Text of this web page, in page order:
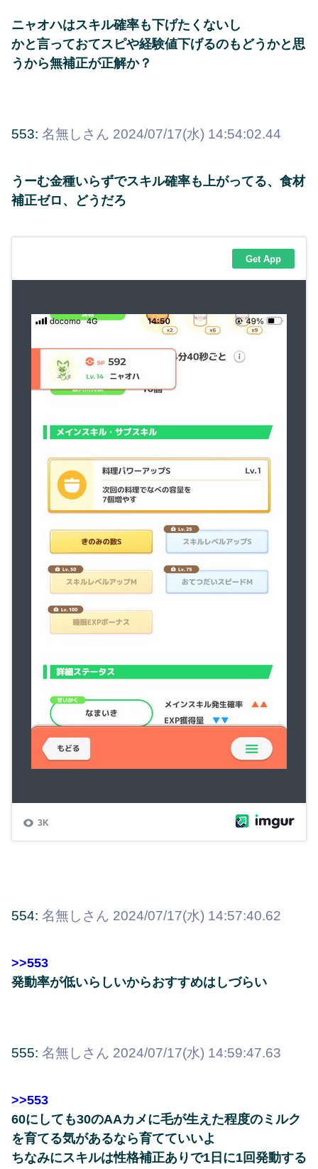
ニャオハはスキル確率も下げたくないし
かと言っておてスピや経験値下げるのもどうかと思
うから無補正が正解か？
553: 名無しさん 2024/07/17(水) 14:54:02.44
うーむ金種いらずでスキル確率も上がってる、食材
補正ゼロ、どうだろ
554: 名無しさん 2024/07/17(水) 14:57:40.62
>>553
発動率が低いらしいからおすすめはしづらい
555: 名無しさん 2024/07/17(水) 14:59:47.63
>>553
60にしても30のAAカメに毛が生えた程度のミルク
を育てる気があるなら育てていいよ
ちなみにスキルは性格補正ありで1日に1回発動する